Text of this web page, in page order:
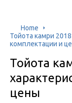
Home
Тойота камри
комплектации и
Тойота
цены